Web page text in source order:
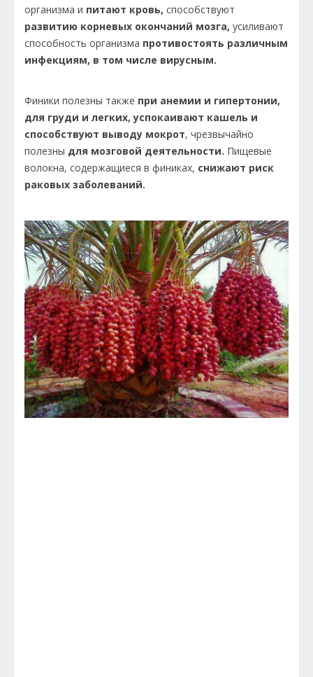
организма и питают кровь, способствуют
развитию корневых окончаний мозга, усиливают
способность организма противостоять различным
инфекциям, в том числе вирусным.
Финики полезны также при анемии и гипертонии,
для груди и легких, успокаивают кашель и
способствуют выводу мокрот, чрезвычайно
полезны для мозговой деятельности. Пищевые
волокна, содержащиеся в финиках, снижают риск
раковых заболеваний.